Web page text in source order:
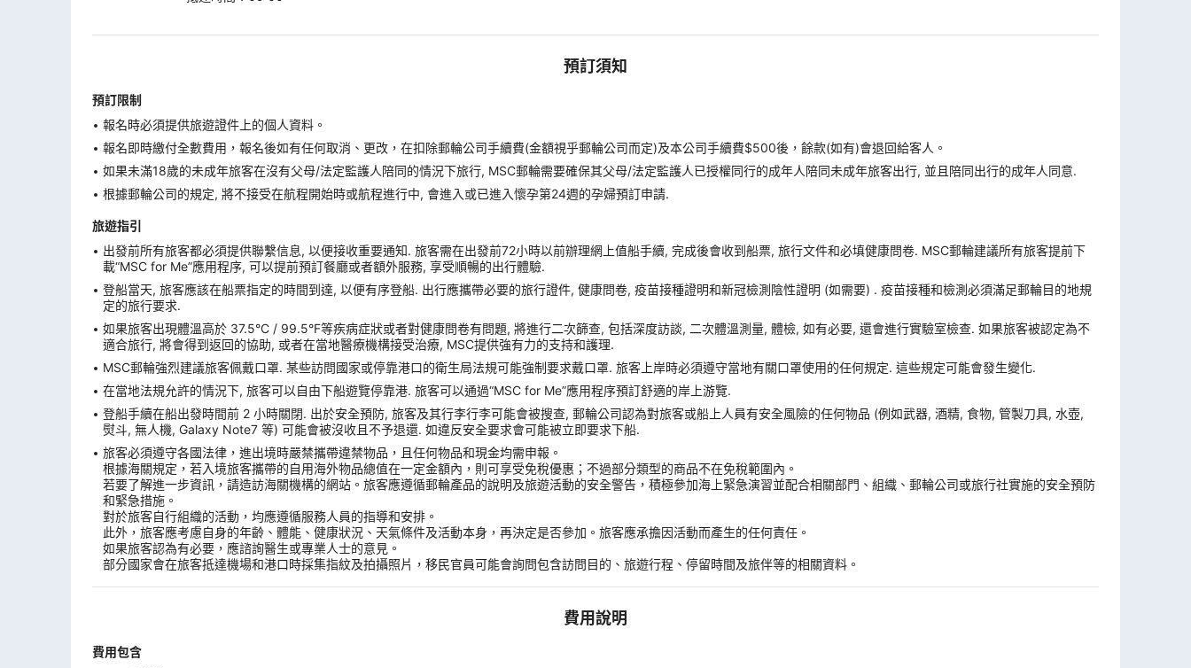
預訂須知
預訂限制
報名時必須提供旅遊證件上的個人資料。
報名即時繳付全數費用，報名後如有任何取消、更改，在扣除郵輪公司手續費(金額視乎郵輪公司而定)及本公司手續費$500後，餘款(如有)會退回給客人。
如果未滿18歲的未成年旅客在沒有父母/法定監護人陪同的情況下旅行, MSC郵輪需要確保其父母/法定監護人已授權同行的成年人陪同未成年旅客出行, 並且陪同出行的成年人同意.
根據郵輪公司的規定, 將不接受在航程開始時或航程進行中, 會進入或已進入懷孕第24週的孕婦預訂申請.
旅遊指引
出發前所有旅客都必須提供聯繫信息, 以便接收重要通知. 旅客需在出發前72小時以前辦理網上值船手續, 完成後會收到船票, 旅行文件和必填健康問卷. MSC郵輪建議所有旅客提前下
載“MSC for Me”應用程序, 可以提前預訂餐廳或者額外服務, 享受順暢的出行體驗.
登船當天, 旅客應該在船票指定的時間到達, 以便有序登船. 出行應攜帶必要的旅行證件, 健康問卷, 疫苗接種證明和新冠檢測陰性證明 (如需要) . 疫苗接種和檢測必須滿足郵輪目的地規
定的旅行要求.
如果旅客出現體溫高於 37.5°C / 99.5°F等疾病症狀或者對健康問卷有問題, 將進行二次篩查, 包括深度訪談, 二次體溫測量, 體檢, 如有必要, 還會進行實驗室檢查. 如果旅客被認定為不
適合旅行, 將會得到返回的協助, 或者在當地醫療機構接受治療, MSC提供強有力的支持和護理.
MSC郵輪強烈建議旅客佩戴口罩. 某些訪問國家或停靠港口的衛生局法規可能強制要求戴口罩. 旅客上岸時必須遵守當地有關口罩使用的任何規定. 這些規定可能會發生變化.
在當地法規允許的情況下, 旅客可以自由下船遊覽停靠港. 旅客可以通過“MSC for Me”應用程序預訂舒適的岸上游覽.
登船手續在船出發時間前 2 小時關閉. 出於安全預防, 旅客及其行李行李可能會被搜查, 郵輪公司認為對旅客或船上人員有安全風險的任何物品 (例如武器, 酒精, 食物, 管製刀具, 水壺,
熨斗, 無人機, Galaxy Note7 等) 可能會被沒收且不予退還. 如違反安全要求會可能被立即要求下船.
旅客必須遵守各國法律，進出境時嚴禁攜帶違禁物品，且任何物品和現金均需申報。
根據海關規定，若入境旅客攜帶的自用海外物品總值在一定金額內，則可享受免稅優惠；不過部分類型的商品不在免稅範圍內。
若要了解進一步資訊，請造訪海關機構的網站。旅客應遵循郵輪產品的說明及旅遊活動的安全警告，積極參加海上緊急演習並配合相關部門、組織、郵輪公司或旅行社實施的安全預防
和緊急措施。
對於旅客自行組織的活動，均應遵循服務人員的指導和安排。
此外，旅客應考慮自身的年齡、體能、健康狀況、天氣條件及活動本身，再決定是否參加。旅客應承擔因活動而產生的任何責任。
如果旅客認為有必要，應諮詢醫生或專業人士的意見。
部分國家會在旅客抵達機場和港口時採集指紋及拍攝照片，移民官員可能會詢問包含訪問目的、旅遊行程、停留時間及旅伴等的相關資料。
費用說明
費用包含